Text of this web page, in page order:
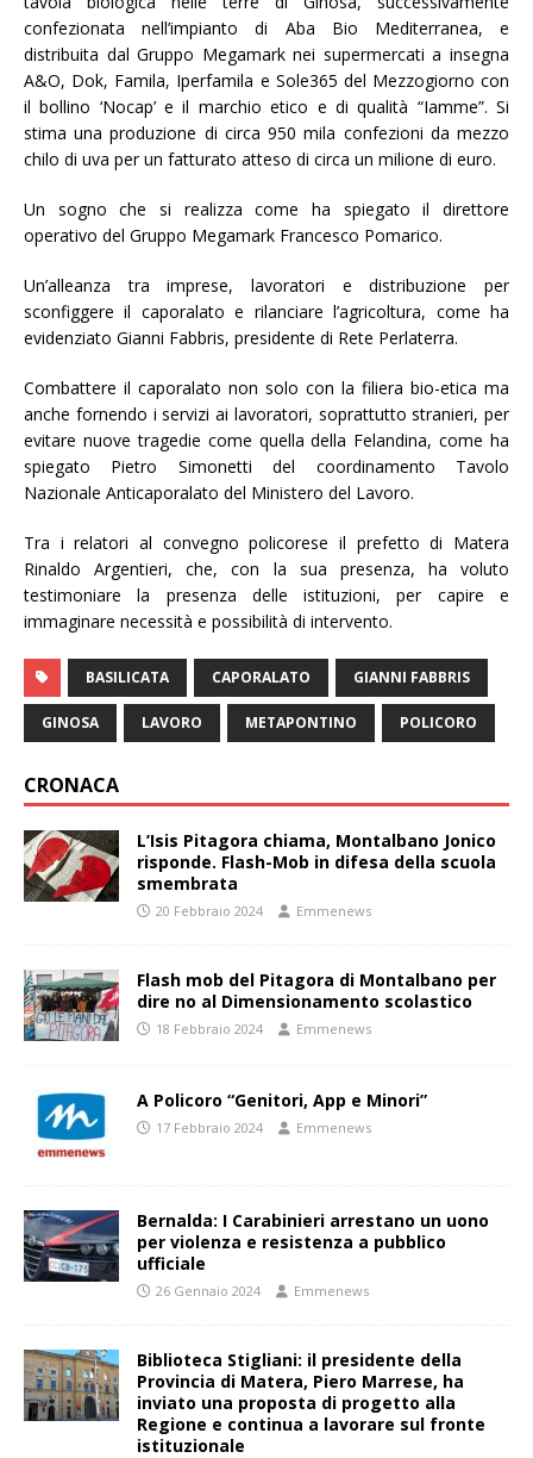
confezionata nell’impianto di Aba Bio Mediterranea, e
distribuita dal Gruppo Megamark nei supermercati a insegna
A&O, Dok, Famila, Iperfamila e Sole365 del Mezzogiorno con
il bollino ‘Nocap’ e il marchio etico e di qualità “Iamme”. Si
stima una produzione di circa 950 mila confezioni da mezzo
chilo di uva per un fatturato atteso di circa un milione di euro.
Un sogno che si realizza come ha spiegato il direttore
operativo del Gruppo Megamark Francesco Pomarico.
Un’alleanza tra imprese, lavoratori e distribuzione per
sconfiggere il caporalato e rilanciare l’agricoltura, come ha
evidenziato Gianni Fabbris, presidente di Rete Perlaterra.
Combattere il caporalato non solo con la filiera bio-etica ma
anche fornendo i servizi ai lavoratori, soprattutto stranieri, per
evitare nuove tragedie come quella della Felandina, come ha
spiegato Pietro Simonetti del coordinamento Tavolo
Nazionale Anticaporalato del Ministero del Lavoro.
Tra i relatori al convegno policorese il prefetto di Matera
Rinaldo Argentieri, che, con la sua presenza, ha voluto
testimoniare la presenza delle istituzioni, per capire e
immaginare necessità e possibilità di intervento.
BASILICATA CAPORALATO GIANNI FABBRIS
GINOSA LAVORO METAPONTINO POLICORO
CRONACA
L’Isis Pitagora chiama, Montalbano Jonico
risponde. Flash-Mob in difesa della scuola
smembrata
20 Febbraio 2024 Emmenews
Flash mob del Pitagora di Montalbano per
dire no al Dimensionamento scolastico
18 Febbraio 2024 Emmenews
A Policoro “Genitori, App e Minori”
17 Febbraio 2024 Emmenews
Bernalda: I Carabinieri arrestano un uono
per violenza e resistenza a pubblico
ufficiale
26 Gennaio 2024 Emmenews
Biblioteca Stigliani: il presidente della
Provincia di Matera, Piero Marrese, ha
inviato una proposta di progetto alla
Regione e continua a lavorare sul fronte
istituzionale